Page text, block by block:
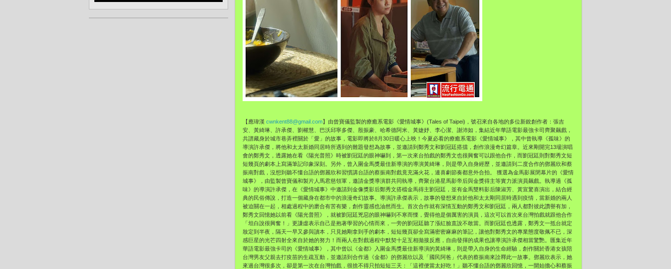
【應瑋漢 cwnkent88@gmail.com】 由曾寶儀監製的療癒系電影《愛情城事》(Tales of Taipei)，號召來自各地的多位新銳創作者：張吉
安、 黃綺琳、許承傑、劉權慧、巴沃邱寧多傑、殷振豪、哈希德阿米、 黃婕妤、李心潔、謝沛如，集結近年華語電影最強卡司齊聚飆戲，
共譜藏身於城市巷弄裡關於「愛」的故事， 電影即將於8月30日暖心上映！今夏必看的療癒系電影《愛情城事》，其中曾執導《孤味》的
導演許承傑， 將他和太太新婚同居時所遇到的難題發想為故事， 並邀請到鄭秀文和劉冠廷搭擋，創作浪漫奇幻篇章。 近來剛開完13場演唱
會的鄭秀文，透露她在看《陽光普照》 時被劉冠廷的眼神嚇到， 第一次來台拍戲的鄭秀文也很興奮可以跟他合作， 而劉冠廷則對鄭秀文短
短幾頁的劇本上寫滿筆記印象深刻。另外， 曾入圍金馬獎最佳新導演的導演黃綺琳，則是帶入自身經歷， 並邀請到二度合作的鄧麗欣和蔡
振南對戲， 沒想到聽不懂台語的鄧麗欣和習慣講台語的蔡振南對戲竟充滿火花， 連喜劇節奏都意外合拍。 獲選為金馬影展閉幕片的《愛情
城事》， 由監製曾寶儀和製片人馬君慈領軍，邀請金獎導演群共同執導， 齊聚台港星馬影帝后與金獎得主等實力派演員飆戲。執導過《孤
味》 的導演許承傑，在《愛情城事》 中邀請到金像獎影后鄭秀文搭檔金馬得主劉冠廷， 並有金馬雙料影后陳淑芳、黃宣驚喜演出，結合經
典的民俗傳說， 打造一個藏身在都市中的浪漫奇幻故事。導演許承傑表示， 故事的發想來自於他和太太剛同居時遇到疫情， 當新婚的兩人
被迫關在一起，相處過程中的磨合有苦有樂， 創作靈感也油然而生。首次合作就有深情互動的鄭秀文和劉冠廷， 兩人都對彼此讚譽有加，
鄭秀文回憶她以前看《陽光普照》， 就被劉冠廷兇惡的眼神嚇到不寒而慄，覺得他是個厲害的演員， 這次可以首次來台灣拍戲就跟他合作
「坦白說很興奮！」 更謙虛表示自己是抱著學習的心情而來， 一旁的劉冠廷聽了漲紅臉直說不敢當。而劉冠廷也透露， 鄭秀文一抵台就定
妝定到半夜，隔天一早又參與讀本， 只見她剛拿到手的劇本，短短幾頁卻全寫滿密密麻麻的筆記， 讓他對鄭秀文的專業態度敬佩不已， 深
感巨星的光芒四射全來自於她的努力！ 而兩人在對戲過程中默契十足互相拋接反應， 自由發揮的成果也讓導演許承傑相當驚艷。 匯集近年
華語電影最強卡司的《愛情城事》，其中曾以《金都》
入圍金馬獎最佳新導演的黃綺琳，則是帶入自身的生命經驗， 創作關於香港女孩陪
台灣男友父親去打疫苗的生疏互動， 並邀請到合作過《金都》的鄧麗欣以及「國民阿爸」 代表的蔡振南來詮釋此一故事。鄧麗欣表示，她
來過台灣很多次， 卻是第一次在台灣拍戲，很捨不得只拍短短三天：「這裡便當太好吃！」聽不懂台語的鄧麗欣回憶， 一開始擔心和蔡振